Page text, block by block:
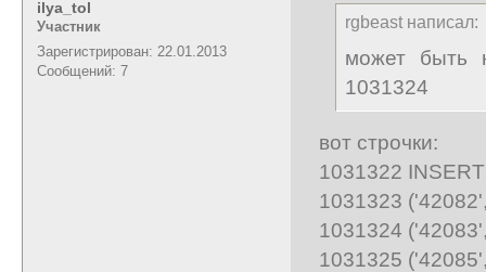
ilya_tol
Участник
Зарегистрирован: 22.01.2013
Сообщений: 7
rgbeast написал:
может быть
1031324
вот строчки:
1031322
1031323
1031324
1031325